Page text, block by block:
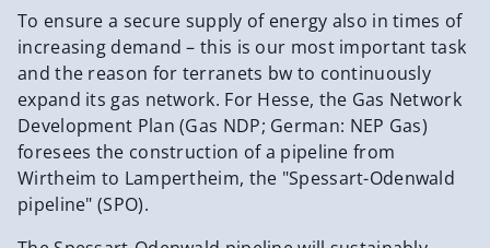
To ensure a secure supply of energy also in times of
increasing demand – this is our most important task
and the reason for terranets bw to continuously
expand its gas network. For Hesse, the Gas Network
Development Plan (Gas NDP; German: NEP Gas)
foresees the construction of a pipeline from
Wirtheim to Lampertheim, the "Spessart-Odenwald
pipeline" (SPO).